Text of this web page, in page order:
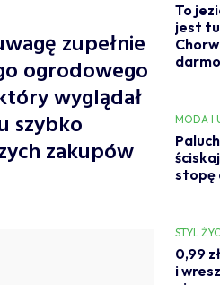
zupełnie
ogrodowego
wyglądał
szybko
zakupów
To
jest
darmo
MODA I
stopę
STYL
0,99
i